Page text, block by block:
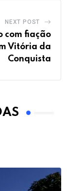
NEXT POST
com fiação
Vitória da
Conquista